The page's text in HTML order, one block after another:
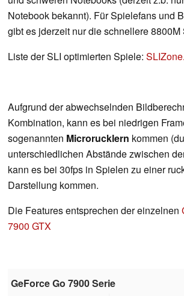
Notebook bekannt). Für Spielefans und
gibt es jderzeit nur die schnellere 8800M
Liste der SLI optimierten Spiele:
Aufgrund der abwechselnden
Kombination, kann es bei niedrigen
sogenannten Microrucklern kommen
unterschiedlichen Abstände zwischen
kann es bei 30fps in Spielen zu einer
Darstellung kommen.
Die Features entsprechen der einzelnen
7900 GTX
GeForce Go 7900 Serie